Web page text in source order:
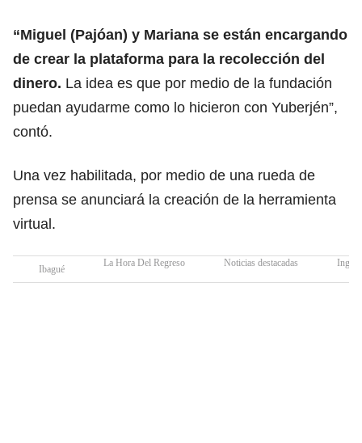
“Miguel (Pajóan) y Mariana se están encargando
de crear la plataforma para la recolección del
dinero. La idea es que por medio de la fundación
puedan ayudarme como lo hicieron con Yuberjén”,
contó.
Una vez habilitada, por medio de una rueda de
prensa se anunciará la creación de la herramienta
virtual.
Ibagué
La Hora Del Regreso Noticias destacadas Ingrid